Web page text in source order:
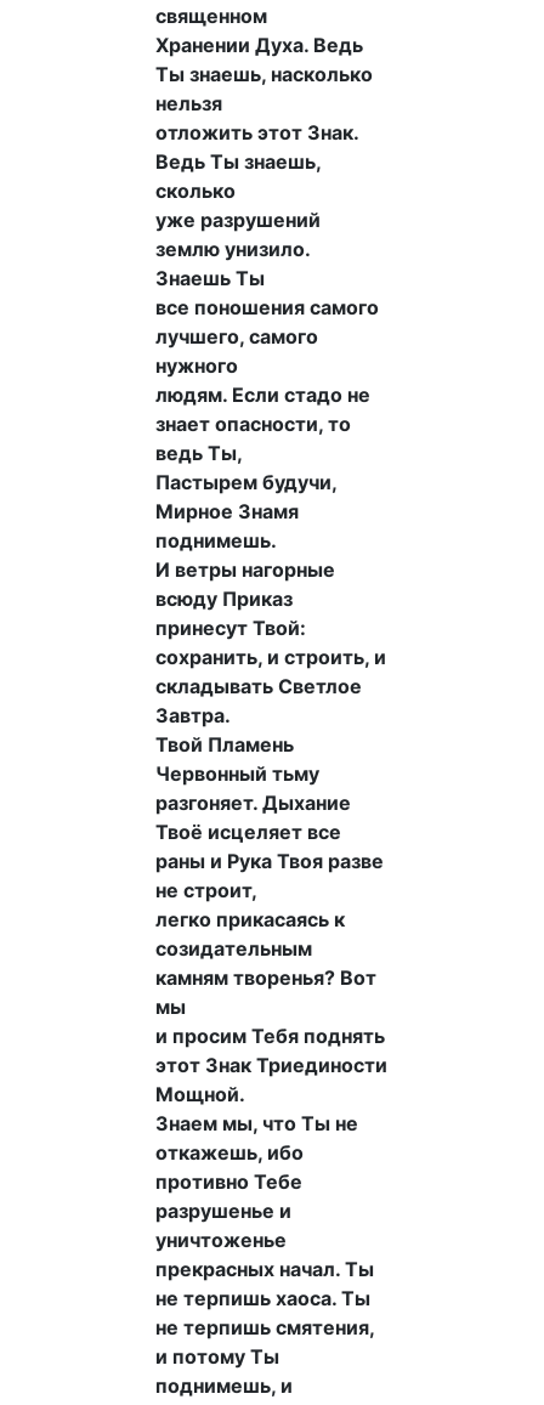
священном
Хранении Духа. Ведь
Ты знаешь, насколько
нельзя
отложить этот Знак.
Ведь Ты знаешь,
сколько
уже разрушений
землю унизило.
Знаешь Ты
все поношения самого
лучшего, самого
нужного
людям. Если стадо не
знает опасности, то
ведь Ты,
Пастырем будучи,
Мирное Знамя
поднимешь.
И ветры нагорные
всюду Приказ
принесут Твой:
сохранить, и строить, и
складывать Светлое
Завтра.
Твой Пламень
Червонный тьму
разгоняет. Дыхание
Твоё исцеляет все
раны и Рука Твоя разве
не строит,
легко прикасаясь к
созидательным
камням творенья? Вот
мы
и просим Тебя поднять
этот Знак Триединости
Мощной.
Знаем мы, что Ты не
откажешь, ибо
противно Тебе
разрушенье и
уничтоженье
прекрасных начал. Ты
не терпишь хаоса. Ты
не терпишь смятения,
и потому Ты
поднимешь, и